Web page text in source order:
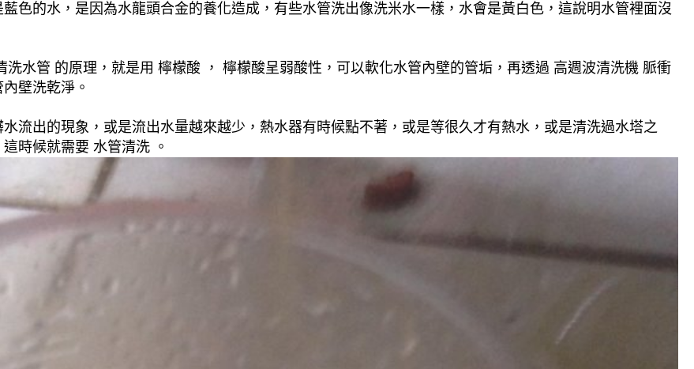
色的水，是因為水龍頭合金的養化造成，有些水管洗出像洗米水一樣，水會是黃白色，這說明水管裡面沒
水管 的原理，就是用 檸檬酸 ， 檸檬酸呈弱酸性，可以軟化水管內壁的管垢，再透過 高週波清洗機 脈衝
壁洗乾淨。
流出的現象，或是流出水量越來越少，熱水器有時候點不著，或是等很久才有熱水，或是清洗過水塔之
時候就需要 水管清洗 。